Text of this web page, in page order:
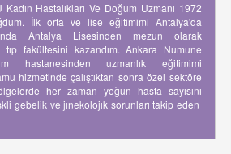
Hastalıkları Ve Doğum Uzmanı 1972
İlk orta ve lise eğitimimi Antalya'da
Antalya Lisesinden mezun olarak
tıp fakültesini kazandım. Ankara Numune
hastanesinden uzmanlık eğitimimi
hizmetinde çalıştıktan sonra özel sektöre
her zaman yoğun hasta sayısını
gebelik ve jınekolojık sorunları takip eden